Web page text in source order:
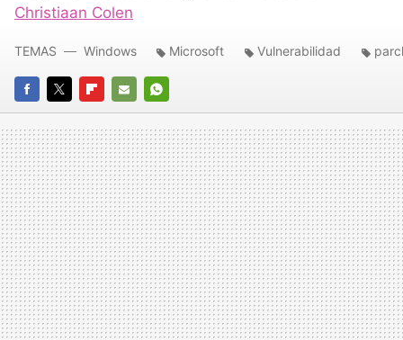
Christiaan Colen
FACEBOOK
TWITTERFLIPBOARD
E-
MAIL
WHATSAPP
TEMAS Windows Microsoft Vulnerabilidad